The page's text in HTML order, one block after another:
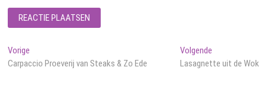
Bericht
navigatie
Vorige
bericht:
Carpaccio Proeverij van Steaks & Zo Ede
VolgendeVolgend
bericht:
Lasagnette uit de Wok